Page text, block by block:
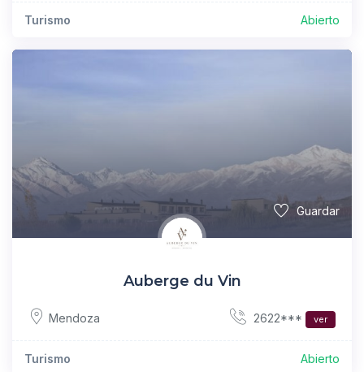
Turismo Abierto
Guardar
Auberge du Vin
Mendoza 2622*** ver
Turismo Abierto